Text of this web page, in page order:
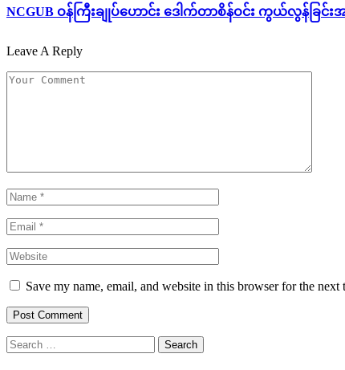
NCGUB ဝန်ကြီးချုပ်ဟောင်း ဒေါက်တာစိန်ဝင်း ကွယ်လွန်ခ
Leave A Reply
Save my name, email, and website in this browser for the next
Search
for: